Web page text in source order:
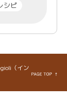
シピ
（イン